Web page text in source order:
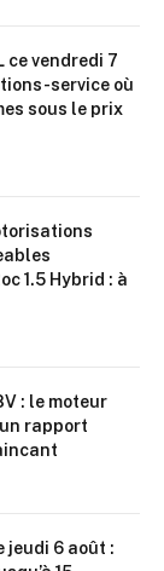
ce vendredi 7
service où
sous le prix
1.5 Hybrid : à
: le moteur
rapport
jeudi 6 août :